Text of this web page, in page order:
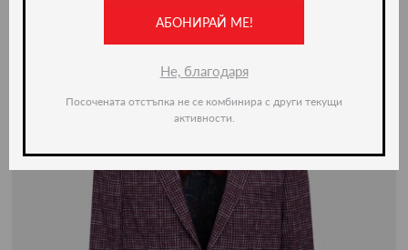
АБОНИРАЙ МЕ!
Не, благодаря
Посочената отстъпка не се комбинира с други текущи
активности.